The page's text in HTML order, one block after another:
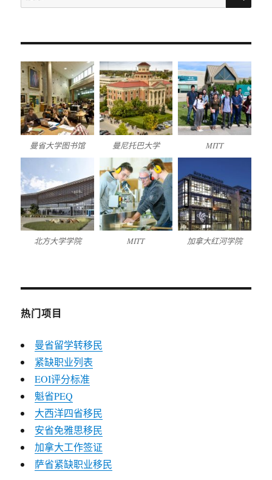
索：
曼省大学图书馆 曼尼托巴大学 MITT
北方大学学院 MITT 加拿大红河学院
热门项目
曼省留学转移民
紧缺职业列表
EOI评分标准
魁省PEQ
大西洋四省移民
安省免雅思移民
加拿大工作签证
萨省紧缺职业移民